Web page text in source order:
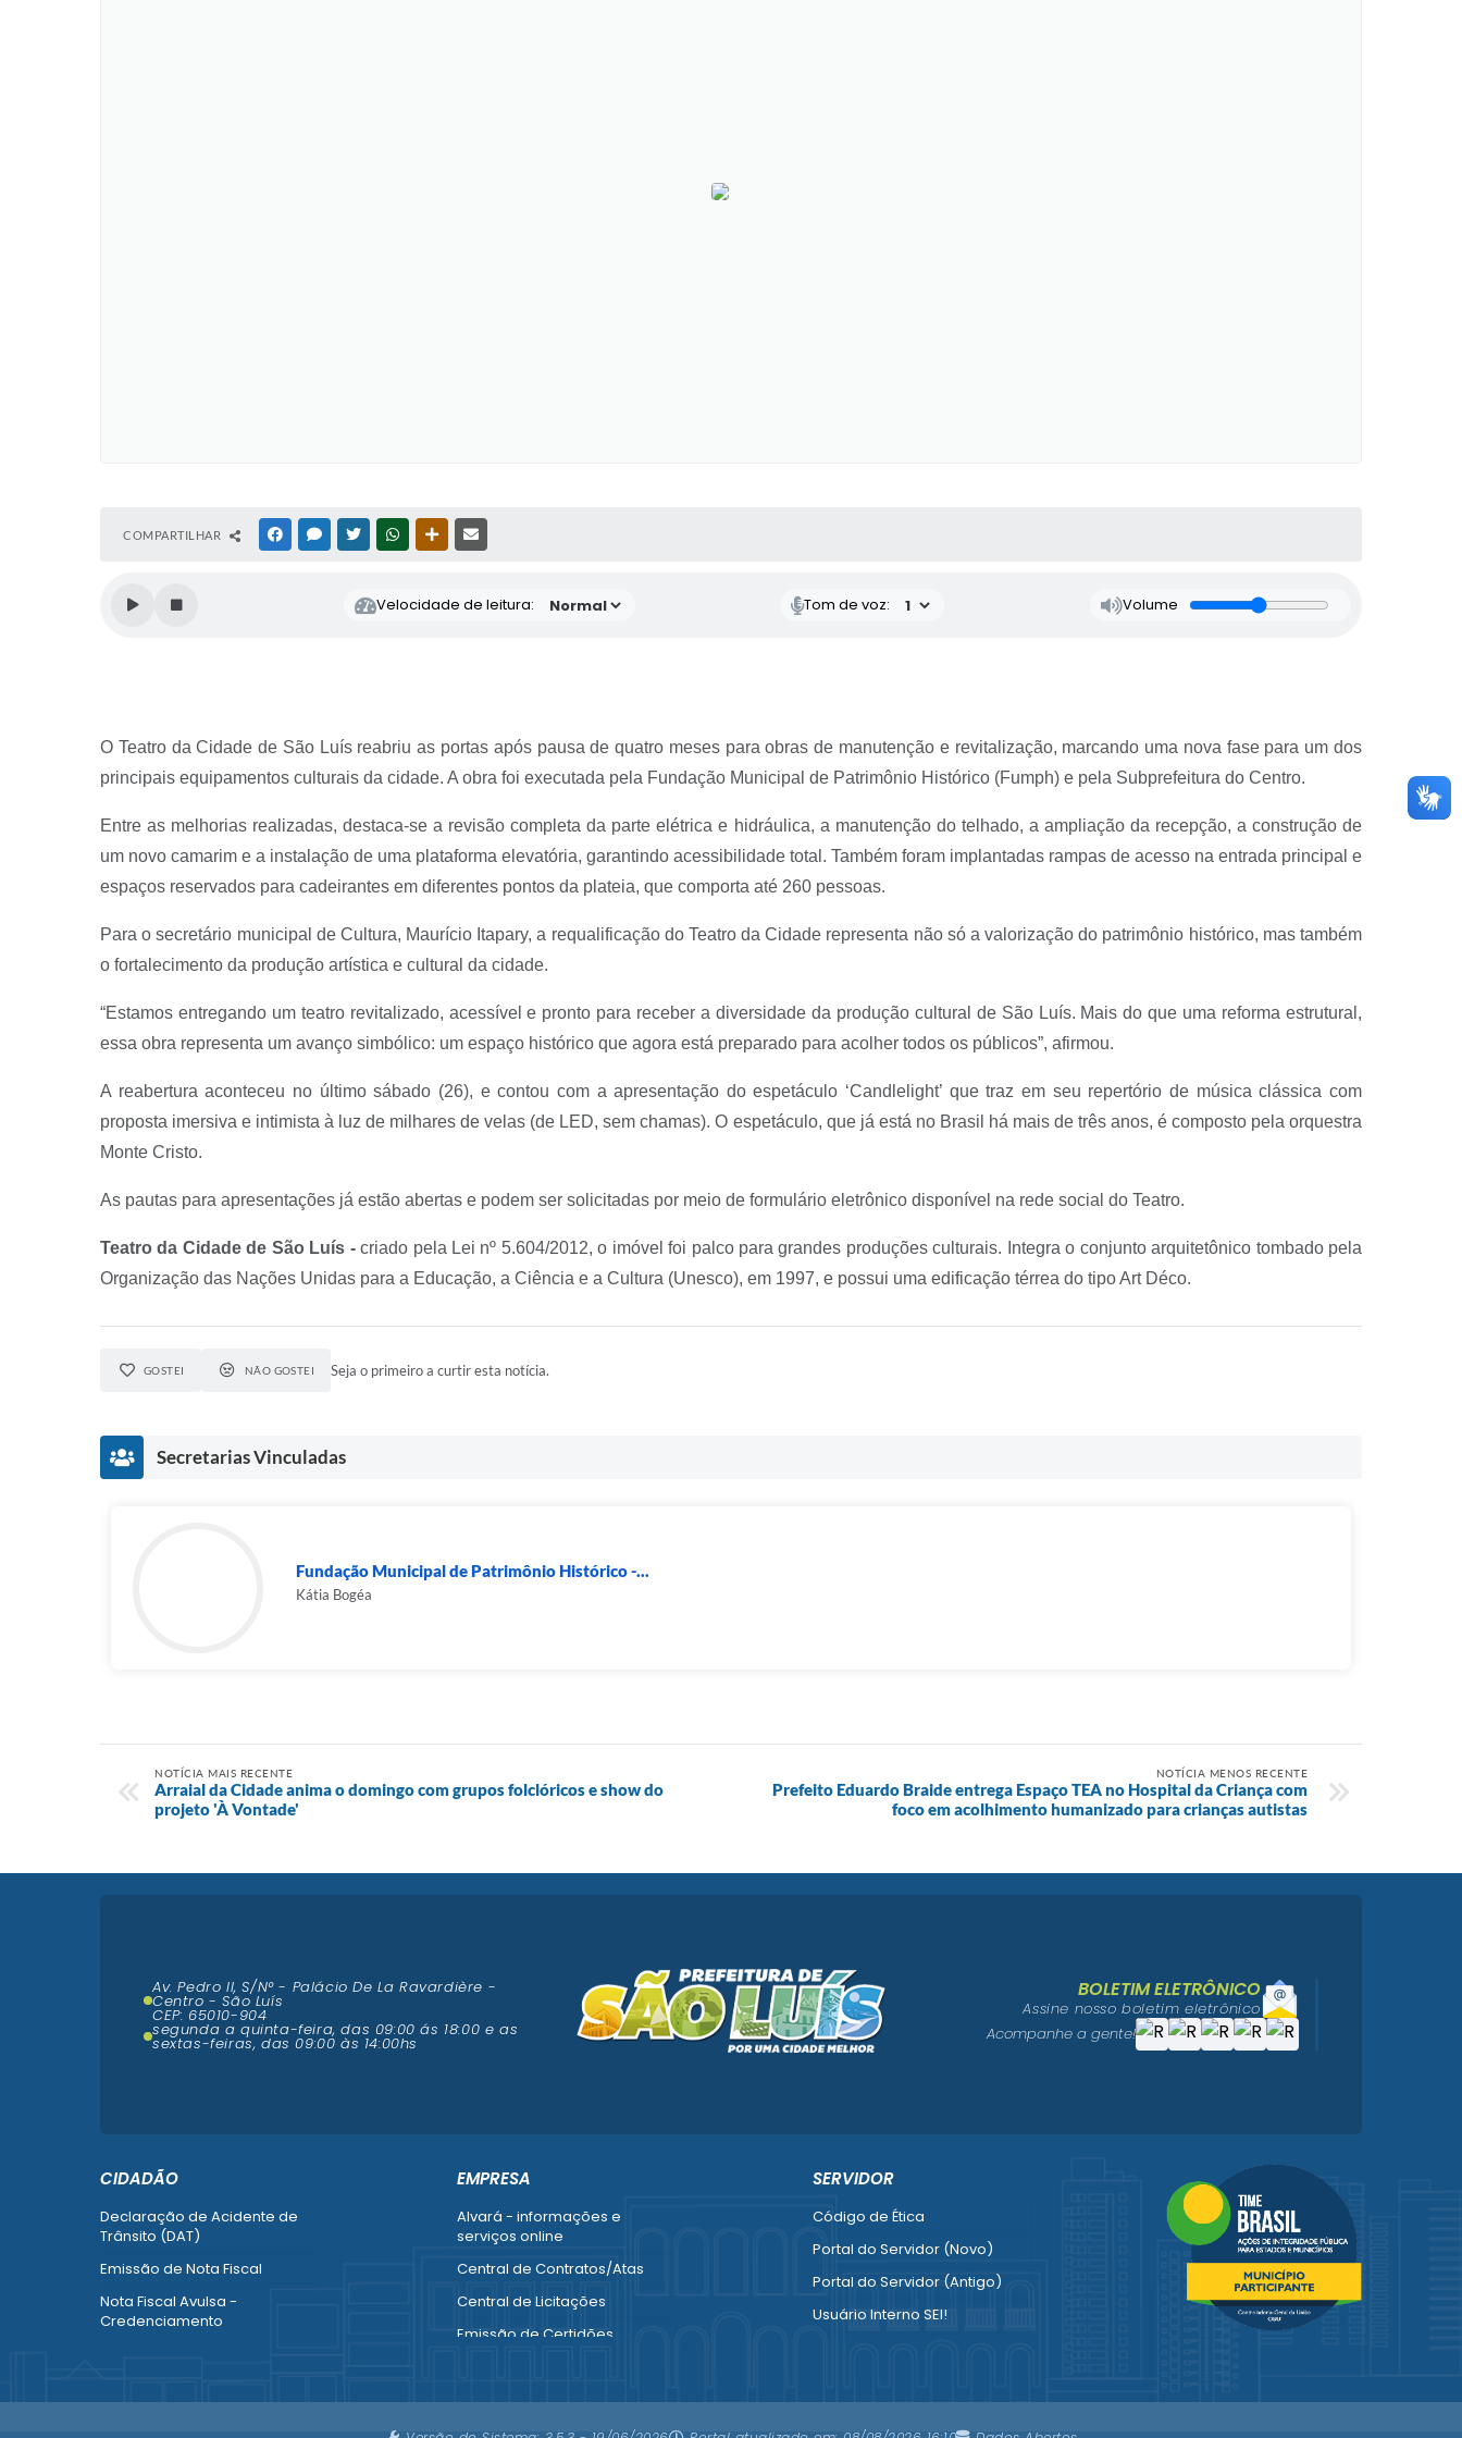
COMPARTILHAR FACEBOOKMESSENGER
TWITTERWHATSAPPOUTRAS MÍDIAS
Velocidade de leitura: Tom de voz: Volume
O Teatro da Cidade de São Luís reabriu as portas após pausa de quatro meses para obras de manutenção e revitalização, marcando uma nova fase para um dos
principais equipamentos culturais da cidade. A obra foi executada pela Fundação Municipal de Patrimônio Histórico (Fumph) e pela Subprefeitura do Centro.
Entre as melhorias realizadas, destaca-se a revisão completa da parte elétrica e hidráulica, a manutenção do telhado, a ampliação da recepção, a construção de
um novo camarim e a instalação de uma plataforma elevatória, garantindo acessibilidade total. Também foram implantadas rampas de acesso na entrada principal e
espaços reservados para cadeirantes em diferentes pontos da plateia, que comporta até 260 pessoas.
Para o secretário municipal de Cultura, Maurício Itapary, a requalificação do Teatro da Cidade representa não só a valorização do patrimônio histórico, mas também
o fortalecimento da produção artística e cultural da cidade.
“Estamos entregando um teatro revitalizado, acessível e pronto para receber a diversidade da produção cultural de São Luís. Mais do que uma reforma estrutural,
essa obra representa um avanço simbólico: um espaço histórico que agora está preparado para acolher todos os públicos”, afirmou.
A reabertura aconteceu no último sábado (26), e contou com a apresentação do espetáculo ‘Candlelight’ que traz em seu repertório de música clássica com
proposta imersiva e intimista à luz de milhares de velas (de LED, sem chamas). O espetáculo, que já está no Brasil há mais de três anos, é composto pela orquestra
Monte Cristo.
As pautas para apresentações já estão abertas e podem ser solicitadas por meio de formulário eletrônico disponível na rede social do Teatro.
Teatro da Cidade de São Luís - criado pela Lei nº 5.604/2012, o imóvel foi palco para grandes produções culturais. Integra o conjunto arquitetônico tombado pela
Organização das Nações Unidas para a Educação, a Ciência e a Cultura (Unesco), em 1997, e possui uma edificação térrea do tipo Art Déco.
GOSTEI NÃO GOSTEI Seja o primeiro a curtir esta notícia.
Secretarias Vinculadas
Fundação Municipal de Patrimônio Histórico -...
Kátia Bogéa
NOTÍCIA MAIS RECENTE
Arraial da Cidade anima o domingo com grupos folclóricos e show do
projeto 'À Vontade'
NOTÍCIA MENOS RECENTE
Prefeito Eduardo Braide entrega Espaço TEA no Hospital da Criança com
foco em acolhimento humanizado para crianças autistas
CIDADÃO
Declaração de Acidente de
Trânsito (DAT)
Emissão de Nota Fiscal
Nota Fiscal Avulsa -
Credenciamento
Ver mais serviços do Cidadão
EMPRESA
Alvará - informações e
serviços online
Central de Contratos/Atas
Central de Licitações
Emissão de Certidões
SERVIDOR
Código de Ética
Portal do Servidor (Novo)
Portal do Servidor (Antigo)
Usuário Interno SEI!
Av. Pedro II, S/N° - Palácio De La Ravardière -
Centro - São Luís
CEP: 65010-904
segunda a quinta-feira, das 09:00 ás 18:00 e as
sextas-feiras, das 09:00 às 14:00hs
BOLETIM ELETRÔNICO
Assine nosso boletim eletrônico
Acompanhe a gente!